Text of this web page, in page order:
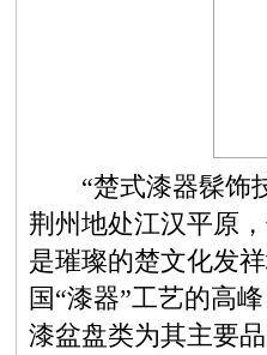
“楚式漆器髹饰技
荆州地处江汉平原
是璀璨的楚文化发
国“漆器”工艺的高
漆盆盘类为其主要